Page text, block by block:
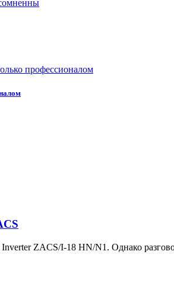
ZACS/I-18 HN/N1. Однако